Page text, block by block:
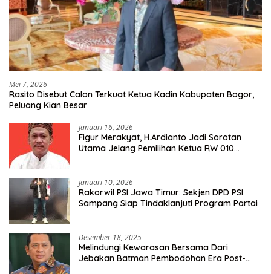
Mei 7, 2026
Rasito Disebut Calon Terkuat Ketua Kadin Kabupaten Bogor,
Peluang Kian Besar
Januari 16, 2026
Figur Merakyat, H.Ardianto Jadi Sorotan
Utama Jelang Pemilihan Ketua RW 010
Januari 10, 2026
Rakorwil PSI Jawa Timur: Sekjen DPD PSI
Sampang Siap Tindaklanjuti Program Partai
Desember 18, 2025
Melindungi Kewarasan Bersama Dari
Jebakan Batman Pembodohan Era Post-